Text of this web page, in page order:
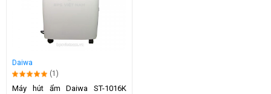
Daiwa
(1)
Máy hút ẩm Daiwa ST-1016K